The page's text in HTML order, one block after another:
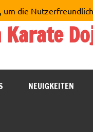
NEUIGKEITEN
um die